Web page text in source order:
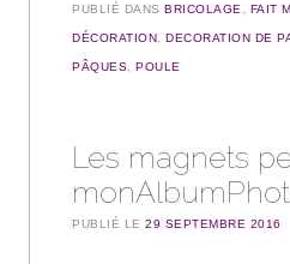
PUBLIÉ DANSBRICOLAGE, FAIT
DÉCORATION,DECORATION DE
PÂQUES,POULE
Les magnets
PUBLIÉ LE29 SEPTEMBRE 2016